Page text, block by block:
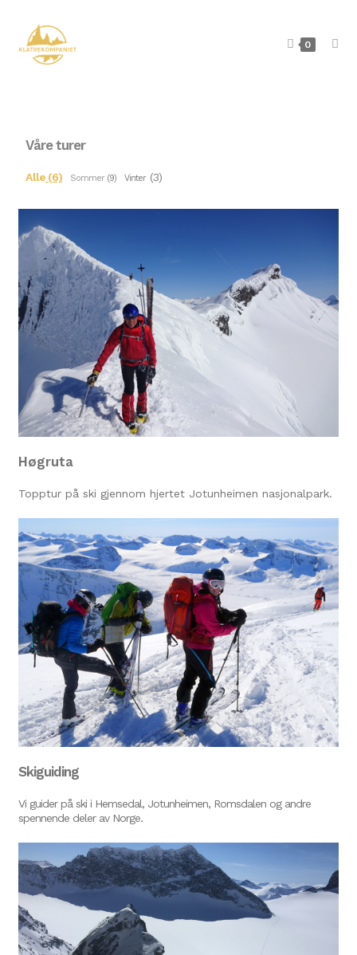
0
Våre turer
Alle(6) Sommer (9) Vinter (3)
Høgruta
Topptur på ski gjennom hjertet Jotunheimen nasjonalpark.
Skiguiding
Vi guider på ski i Hemsedal, Jotunheimen, Romsdalen og andre
spennende deler av Norge.